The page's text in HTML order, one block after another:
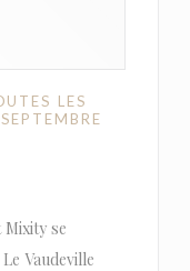
LES
se
Vaudeville